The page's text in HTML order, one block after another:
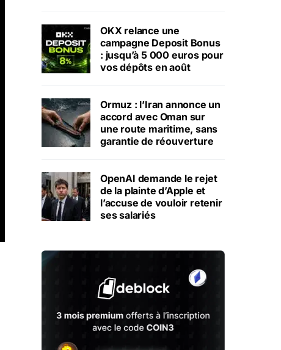
OKX relance une
campagne Deposit Bonus
: jusqu’à 5 000 euros pour
vos dépôts en août
Ormuz : l’Iran annonce un
accord avec Oman sur
une route maritime, sans
garantie de réouverture
OpenAI demande le rejet
de la plainte d’Apple et
l’accuse de vouloir retenir
ses salariés